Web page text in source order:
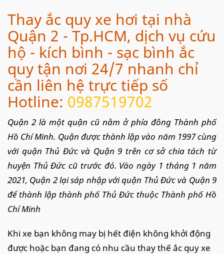
Thay ắc quy xe hơi tại nhà
Quận 2 - Tp.HCM, dịch vụ cứu
hộ - kích bình - sạc bình ắc
quy tận nơi 24/7 nhanh chỉ
cần liên hệ trực tiếp số
Hotline: 0987519702
Quận 2 là một quận cũ nằm ở phía đông Thành phố
Hồ Chí Minh. Quận được thành lập vào năm 1997 cùng
với quận Thủ Đức và Quận 9 trên cơ sở chia tách từ
huyện Thủ Đức cũ trước đó. Vào ngày 1 tháng 1 năm
2021, Quận 2 lại sáp nhập với quận Thủ Đức và Quận 9
để thành lập thành phố Thủ Đức thuộc Thành phố Hồ
Chí Minh
Khi xe bạn không may bị hết điện không khởi động
được hoặc bạn đang có nhu cầu thay thế ắc quy xe